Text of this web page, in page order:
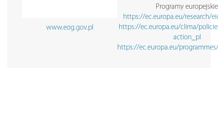
www.eog.gov.pl
Programy europejskie
https://ec.europa.eu/research/
https://ec.europa.eu/clima/
action_pl
https://ec.europa.eu/